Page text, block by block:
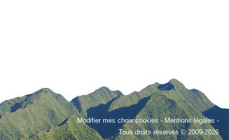
Modifier mes choix cookies-Mentions légales -
Tous droits réservés © 2009-2026